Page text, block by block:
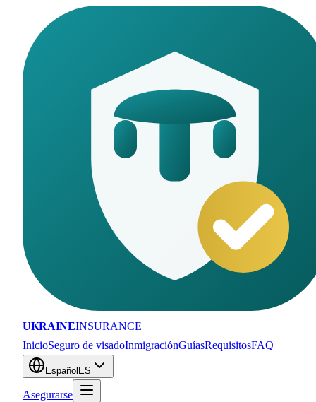
UKRAINEINSURANCE
InicioSeguro de visadoInmigraciónGuíasRequisitosFAQ
Español ES
Asegurarse